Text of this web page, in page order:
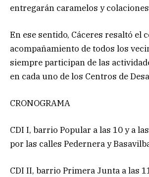
entregarán caramelos y
En ese sentido, Cáceres resaltó el
acompañamiento de todos los
siempre participan de las
en cada uno de los Centros de
CRONOGRAMA
CDI I, barrio Popular a las 10 y a
por las calles Pedernera y
CDI II, barrio Primera Junta a las